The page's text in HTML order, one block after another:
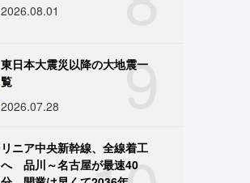
2026.08.01
9
東日本大震災以降の大地震一
覧
2026.07.28
リニア中央新幹線、全線着工
へ 品川～名古屋が最速40